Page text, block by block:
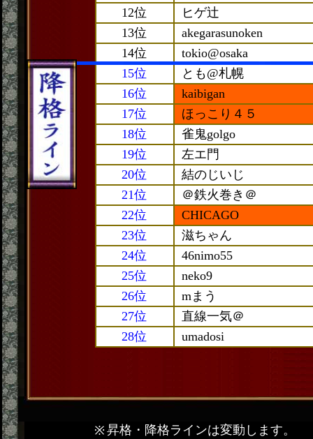
12位
ヒゲ辻
13位
akegarasunoken
14位
tokio@osaka
15位
とも@札幌
16位
kaibigan
17位
ほっこり４５
18位
雀鬼golgo
19位
左エ門
20位
結のじいじ
21位
＠鉄火巻き＠
22位
CHICAGO
23位
滋ちゃん
24位
46nimo55
25位
neko9
26位
mまう
27位
直線一気＠
28位
umadosi
昇格・降格ラインは変動します。